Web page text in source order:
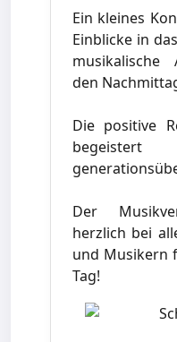
Ein kleines
Einblicke in
musikalische
den
Die positive
Der
herzlich bei
und Musikern
Tag!